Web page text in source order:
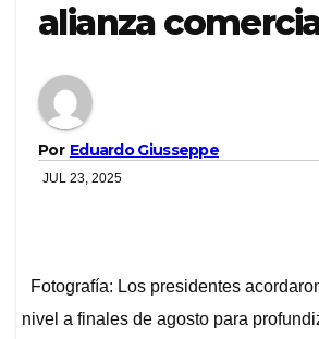
alianza
Por Eduardo Giusseppe
JUL 23, 2025
Fotografía: Los presidentes
nivel a finales de agosto para